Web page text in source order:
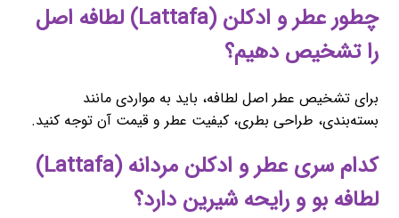
چطور عطر و ادکلن (Lattafa) لطافه اصل
را تشخیص دهیم؟
برای تشخیص عطر اصل لطافه، باید به مواردی مانند
بسته‌بندی، طراحی بطری، کیفیت عطر و قیمت آن توجه کنید.
کدام سری عطر و ادکلن مردانه (Lattafa)
لطافه بو و رایحه شیرین دارد؟